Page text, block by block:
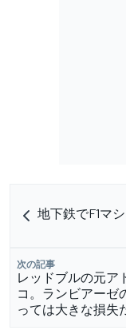
地下鉄でF1マ
次の記事
レッドブルの元ア
コ。ランビアーゼ
っては大きな損失